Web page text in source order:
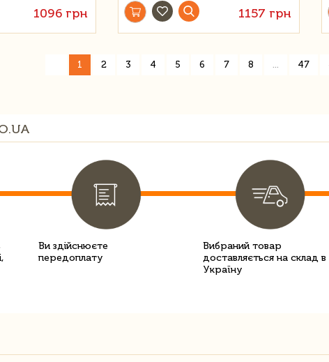
1096 грн 1157 грн
1 2 3 4 5 6 7 8 ... 47
Ви здійснюєте
передоплату
Вибраний товар
доставляється на склад в
Україну